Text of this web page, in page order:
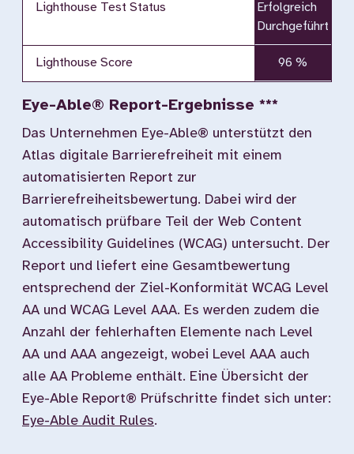
Lighthouse Test Status
Erfolgreich
Durchgeführt
Lighthouse Score 96 %
Eye-Able® Report-Ergebnisse ***
Das Unternehmen Eye-Able® unterstützt den
Atlas digitale Barrierefreiheit mit einem
automatisierten Report zur
Barrierefreiheitsbewertung. Dabei wird der
automatisch prüfbare Teil der Web Content
Accessibility Guidelines (WCAG) untersucht. Der
Report und liefert eine Gesamtbewertung
entsprechend der Ziel-Konformität WCAG Level
AA und WCAG Level AAA. Es werden zudem die
Anzahl der fehlerhaften Elemente nach Level
AA und AAA angezeigt, wobei Level AAA auch
alle AA Probleme enthält. Eine Übersicht der
Eye-Able Report® Prüfschritte findet sich unter:
Eye-Able Audit Rules.